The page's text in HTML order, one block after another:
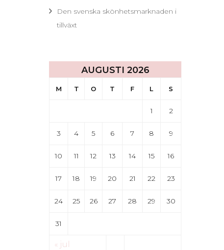
Den svenska skönhetsmarknaden i
tillväxt
AUGUSTI 2026
M T O T F L S
1 2
3 4 5 6 7 8 9
10 11 12 13 14 15 16
17 18 19 20 21 22 23
24 25 26 27 28 29 30
31
« jul